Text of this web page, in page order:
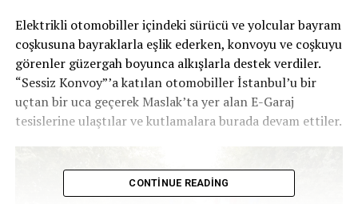
Elektrikli otomobiller içindeki sürücü ve yolcular bayram
coşkusuna bayraklarla eşlik ederken, konvoyu ve coşkuyu
görenler güzergah boyunca alkışlarla destek verdiler.
“Sessiz Konvoy”’a katılan otomobiller İstanbul’u bir
uçtan bir uca geçerek Maslak’ta yer alan E-Garaj
tesislerine ulaştılar ve kutlamalara burada devam ettiler.
CONTINUE READING